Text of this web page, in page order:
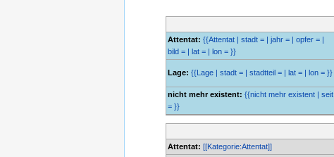
Attentat: {{Attentat | stadt = | jahr = | opfer = |
bild = | lat = | lon = }}
Lage: {{Lage | stadt = | stadtteil = | lat = | lon = }}
nicht mehr existent: {{nicht mehr existent | seit
= }}
Attentat: [[Kategorie:Attentat]]